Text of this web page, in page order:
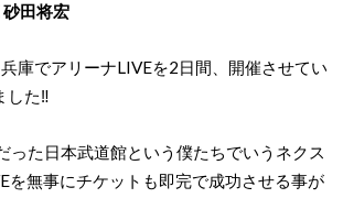
田将宏
庫でアリーナLIVEを2日間、開催させてい
した‼︎
った日本武道館という僕たちでいうネクス
を無事にチケットも即完で成功させる事が